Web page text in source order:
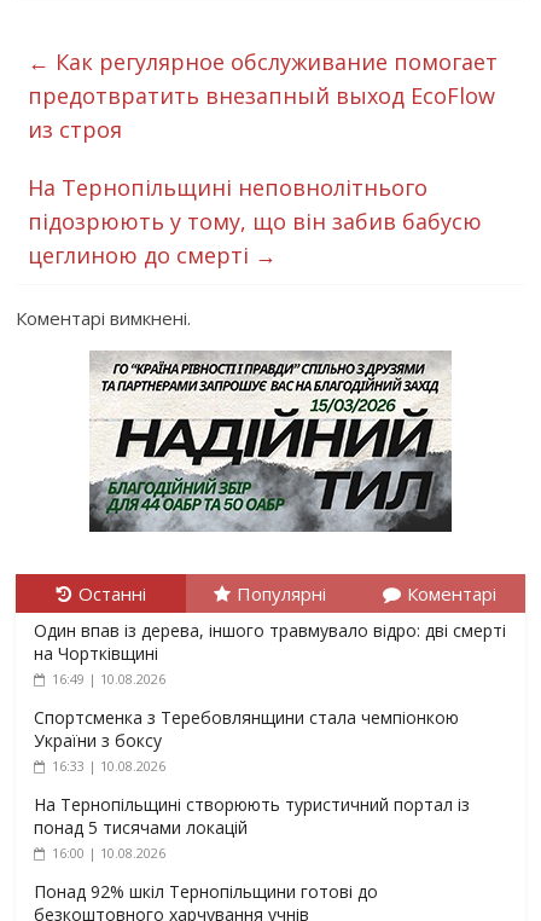
← Как регулярное обслуживание помогает
предотвратить внезапный выход EcoFlow
из строя
На Тернопільщині неповнолітнього
підозрюють у тому, що він забив бабусю
цеглиною до смерті →
Коментарі вимкнені.
Останні Популярні Коментарі
Один впав із дерева, іншого травмувало відро: дві смерті
на Чортківщині
16:49 | 10.08.2026
Спортсменка з Теребовлянщини стала чемпіонкою
України з боксу
16:33 | 10.08.2026
На Тернопільщині створюють туристичний портал із
понад 5 тисячами локацій
16:00 | 10.08.2026
Понад 92% шкіл Тернопільщини готові до
безкоштовного харчування учнів